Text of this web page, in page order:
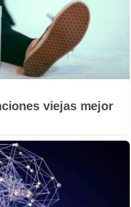
viejas mejor